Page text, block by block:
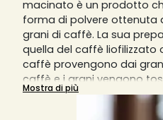
macinato è un prodotto
forma di polvere ottenuta
grani di caffè. La sua
quella del caffè liofilizzato
caffè provengono dai
caffè e i grani vengono
macinati in particelle sottili
dell'aroma. È possibile
Mostra di più